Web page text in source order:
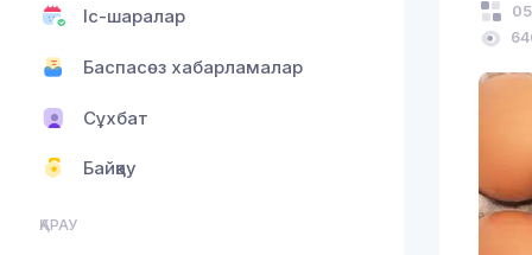
Іс-шаралар
Баспасөз хабарламалар
Сұхбат
Байқау
ҚАРАУ